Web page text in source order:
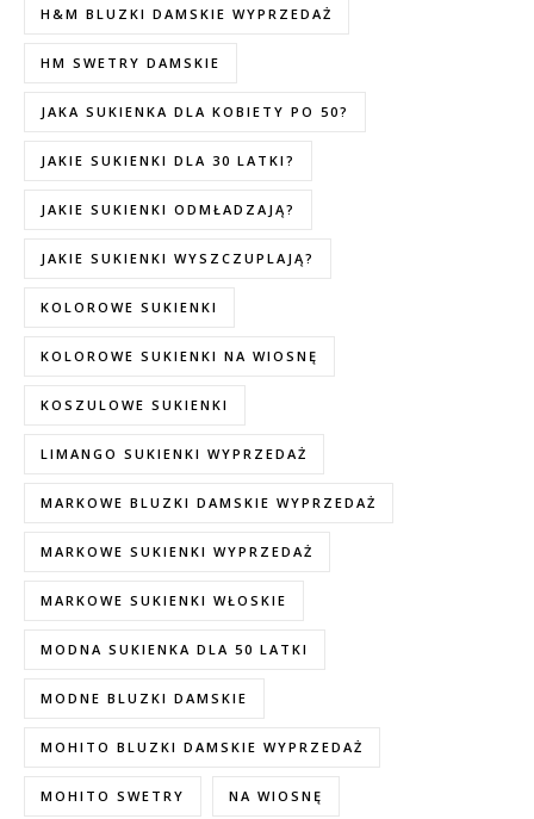
H&M BLUZKI DAMSKIE WYPRZEDAŻ
HM SWETRY DAMSKIE
JAKA SUKIENKA DLA KOBIETY PO 50?
JAKIE SUKIENKI DLA 30 LATKI?
JAKIE SUKIENKI ODMŁADZAJĄ?
JAKIE SUKIENKI WYSZCZUPLAJĄ?
KOLOROWE SUKIENKI
KOLOROWE SUKIENKI NA WIOSNĘ
KOSZULOWE SUKIENKI
LIMANGO SUKIENKI WYPRZEDAŻ
MARKOWE BLUZKI DAMSKIE WYPRZEDAŻ
MARKOWE SUKIENKI WYPRZEDAŻ
MARKOWE SUKIENKI WŁOSKIE
MODNA SUKIENKA DLA 50 LATKI
MODNE BLUZKI DAMSKIE
MOHITO BLUZKI DAMSKIE WYPRZEDAŻ
MOHITO SWETRY NA WIOSNĘ